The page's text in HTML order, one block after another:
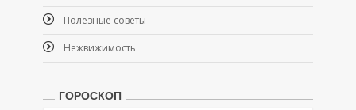
Полезные советы
Нежвижимость
ГОРОСКОП